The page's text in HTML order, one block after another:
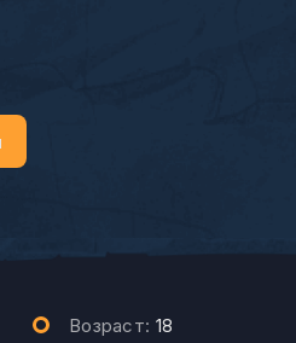
Возраст: 18